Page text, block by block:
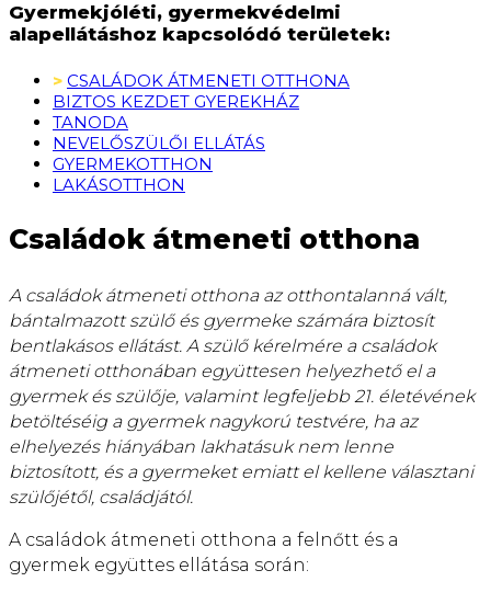
Gyermekjóléti, gyermekvédelmi
alapellátáshoz kapcsolódó területek:
CSALÁDOK ÁTMENETI OTTHONA
BIZTOS KEZDET GYEREKHÁZ
TANODA
NEVELŐSZÜLŐI ELLÁTÁS
GYERMEKOTTHON
LAKÁSOTTHON
Családok átmeneti otthona
A családok átmeneti otthona az otthontalanná vált,
bántalmazott szülő és gyermeke számára biztosít
bentlakásos ellátást. A szülő kérelmére a családok
átmeneti otthonában együttesen helyezhető el a
gyermek és szülője, valamint legfeljebb 21. életévének
betöltéséig a gyermek nagykorú testvére, ha az
elhelyezés hiányában lakhatásuk nem lenne
biztosított, és a gyermeket emiatt el kellene választani
szülőjétől, családjától.
A családok átmeneti otthona a felnőtt és a
gyermek együttes ellátása során: